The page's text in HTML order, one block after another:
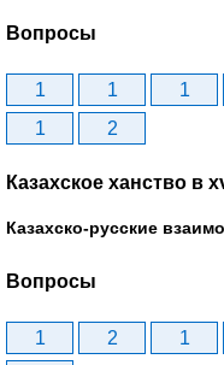
Вопросы
1 1 1
1
2
Казахское ханство в
Казахско-русские
Вопросы
1 2 1